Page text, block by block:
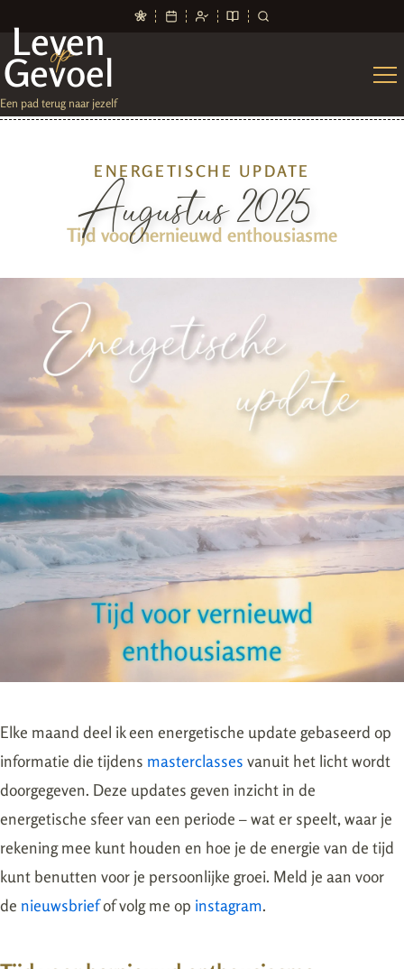
Leven
op
Gevoel
Een pad terug naar jezelf
ENERGETISCHE UPDATE
Augustus 2025
Tijd voor hernieuwd enthousiasme
Elke maand deel ik een energetische update gebaseerd op
informatie die tijdens masterclasses vanuit het licht wordt
doorgegeven. Deze updates geven inzicht in de
energetische sfeer van een periode – wat er speelt, waar je
rekening mee kunt houden en hoe je de energie van de tijd
kunt benutten voor je persoonlijke groei. Meld je aan voor
de nieuwsbriefof volg me op instagram.